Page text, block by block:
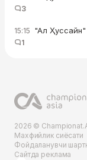
3
15:15 "Ал Ҳуссайн"
1
2026 ©
Махфийлик сиёсати
Фойдаланувчи
Сайтда реклама